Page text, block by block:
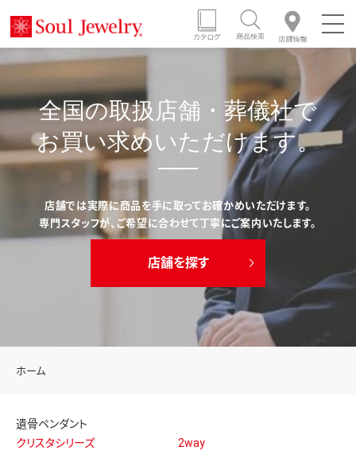
ホーム
全国の取扱店舗・葬儀社で
お買い求めいただけます。
店舗では実際に商品を手に取ってお確かめいただけます。
専門スタッフが、ご希望に合わせて丁寧にご案内いたします。
店舗を探す
遺骨ペンダント
クリスタシリーズ
2way